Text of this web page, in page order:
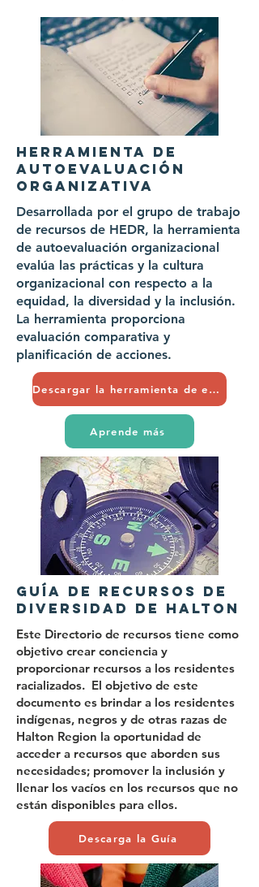
HERRAMIENTA DE
AUTOEVALUACIÓN
ORGANIZATIVA
Desarrollada por el grupo de trabajo
de recursos de HEDR, la herramienta
de autoevaluación organizacional
evalúa las prácticas y la cultura
organizacional con respecto a la
equidad, la diversidad y la inclusión.
La herramienta proporciona
evaluación comparativa y
planificación de acciones.
Descargar la herramienta de evaluación
Aprende más
GUÍA DE RECURSOS DE
DIVERSIDAD DE HALTON
Este Directorio de recursos tiene como
objetivo crear conciencia y
proporcionar recursos a los residentes
racializados. El objetivo de este
documento es brindar a los residentes
indígenas, negros y de otras razas de
Halton Region la oportunidad de
acceder a recursos que aborden sus
necesidades; promover la inclusión y
llenar los vacíos en los recursos que no
están disponibles para ellos.
Descarga la Guía